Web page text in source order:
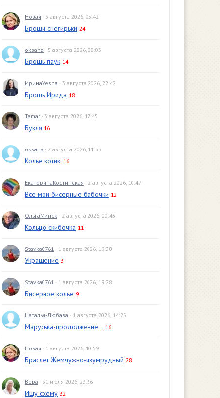
Новая · 5 августа 2026, 05:42
Броши снегирьки 24
oksana · 5 августа 2026, 00:03
Брошь паук 14
ИринаVesna · 3 августа 2026, 22:42
Брошь Ирида 18
Tamar · 3 августа 2026, 17:45
Букля 16
oksana · 2 августа 2026, 11:55
Колье котик. 16
ЕкатеринаКостинская · 2 августа 2026, 10:47
Все мои бисерные бабочки 12
ОльгаМинск · 2 августа 2026, 00:43
Кольцо скибочка 11
Stavka0761 · 1 августа 2026, 19:38
Украшение 3
Stavka0761 · 1 августа 2026, 19:28
Бисерное колье 9
Наталья-Любава · 1 августа 2026, 14:25
Маруська-продолжение... 16
Новая · 1 августа 2026, 10:59
Браслет Жемчужно-изумрудный 28
Вера · 31 июля 2026, 23:36
Ищу схему 32